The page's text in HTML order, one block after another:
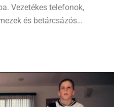
Vezetékes telefonok,
és betárcsázós
mindezek a
és valós emlékekkel